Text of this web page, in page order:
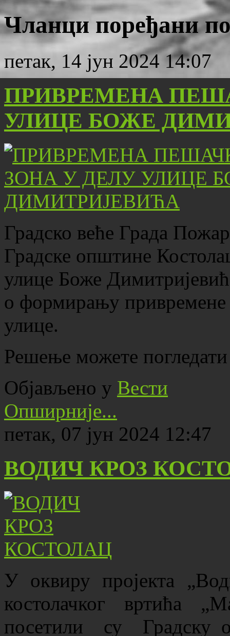
Чланци поређани
петак, 14 јун 2024 14:07
ПРИВРЕМЕНА
УЛИЦЕ БОЖЕ
Градско веће Града
Градске општине
улице Боже
о формирању привремене
улице.
Решење можете
Објављено у Вести
Опширније...
петак, 07 јун 2024 12:47
ВОДИЧ КРОЗ
У оквиру пројекта
костолачког вртића
посетили су Градску